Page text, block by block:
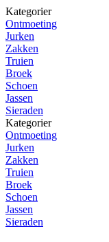
Kategorier
Ontmoeting
Jurken
Zakken
Truien
Broek
Schoen
Jassen
Sieraden
Kategorier
Ontmoeting
Jurken
Zakken
Truien
Broek
Schoen
Jassen
Sieraden